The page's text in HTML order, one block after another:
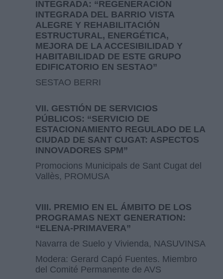
INTEGRADA: “REGENERACIÓN
INTEGRADA DEL BARRIO VISTA
ALEGRE Y REHABILITACIÓN
ESTRUCTURAL, ENERGÉTICA,
MEJORA DE LA ACCESIBILIDAD Y
HABITABILIDAD DE ESTE GRUPO
EDIFICATORIO EN SESTAO”
SESTAO BERRI
VII. GESTIÓN DE SERVICIOS
PÚBLICOS: “SERVICIO DE
ESTACIONAMIENTO REGULADO DE LA
CIUDAD DE SANT CUGAT: ASPECTOS
INNOVADORES SPM”
Promocions Municipals de Sant Cugat del
Vallès, PROMUSA
VIII. PREMIO EN EL ÁMBITO DE LOS
PROGRAMAS NEXT GENERATION:
“ELENA-PRIMAVERA”
Navarra de Suelo y Vivienda, NASUVINSA
Modera: Gerard Capó Fuentes. Miembro
del Comité Permanente de AVS